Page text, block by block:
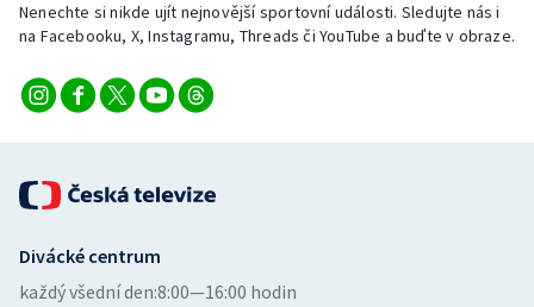
Nenechte si nikde ujít nejnovější sportovní události. Sledujte nás i
na Facebooku, X, Instagramu, Threads či YouTube a buďte v obraze.
Divácké centrum
každý všední den:8:00—16:00 hodin